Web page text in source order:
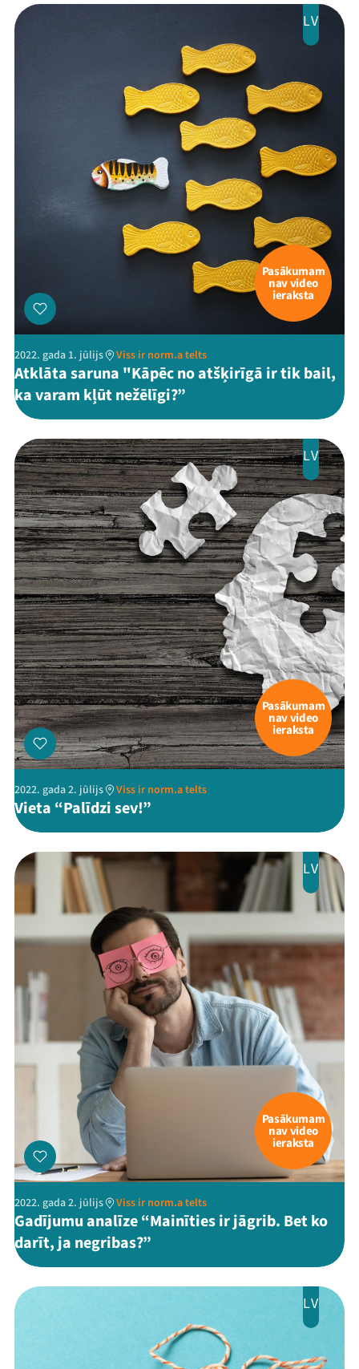
Mana programma
LV
Pasākumam
nav video
ieraksta
2022. gada 1. jūlijs Viss ir norm.a telts
Atklāta saruna "Kāpēc no atšķirīgā ir tik bail,
ka varam kļūt nežēlīgi?”
LV
Pasākumam
nav video
ieraksta
2022. gada 2. jūlijs Viss ir norm.a telts
Vieta “Palīdzi sev!”
LV
Pasākumam
nav video
ieraksta
2022. gada 2. jūlijs Viss ir norm.a telts
Gadījumu analīze “Mainīties ir jāgrib. Bet ko
darīt, ja negribas?”
LV